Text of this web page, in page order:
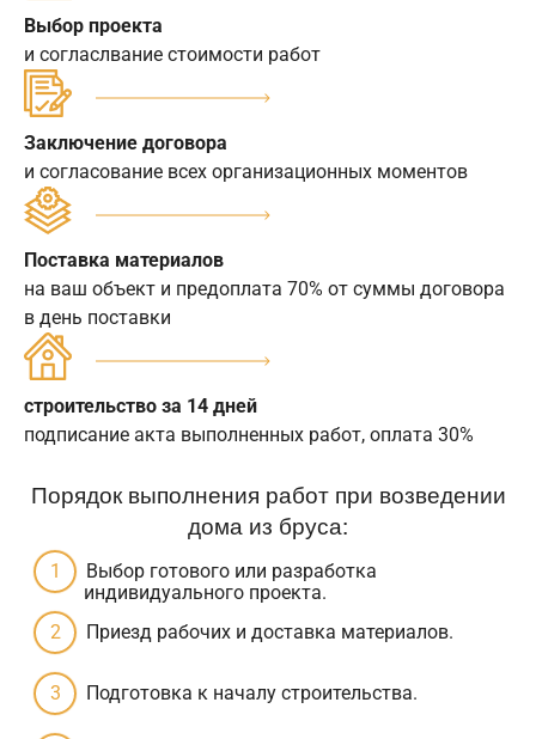
Выбор проекта
и согласлвание стоимости работ
Заключение договора
и согласование всех организационных моментов
Поставка материалов
на ваш объект и предоплата 70% от суммы договора
в день поставки
строительство за 14 дней
подписание акта выполненных работ, оплата 30%
Порядок выполнения работ при возведении
дома из бруса:
Выбор готового или разработка
индивидуального проекта.
Приезд рабочих и доставка материалов.
Подготовка к началу строительства.